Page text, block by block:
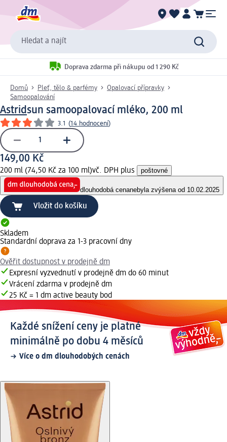
Hledat a najít
Doprava zdarma při nákupu od 1 290 Kč
Domů Pleť, tělo & parfémy
Opalovací přípravky
Samoopalování
Astridsun samoopalovací mléko, 200 ml
3.1 (14 hodnocení)
149,00 Kč
200 ml (74,50 Kč za 100 ml)vč. DPH plus poštovné
dlouhodobá cenanebyla zvýšena od 10.02.2025
Vložit do košíku
Skladem
Standardní doprava za 1-3 pracovní dny
Ověřit dostupnost v prodejně dm
Expresní vyzvednutí v prodejně dm do 60 minut
Vrácení zdarma v prodejně dm
25 Kč = 1 dm active beauty bod
Každé snížení ceny je platné
minimálně po dobu 4 měsíců
Více o dm dlouhodobých cenách